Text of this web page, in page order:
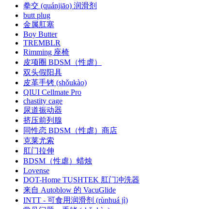
拳交 (quánjiāo) 润滑剂
butt plug
金属肛塞
Boy Butter
TREMBLR
Rimming 座椅
皮项圈 BDSM（性虐）
双头假阳具
皮革手铐 (shǒukào)
QIUI Cellmate Pro
chastity cage
尿道振动器
挤压前列腺
同性恋 BDSM（性虐）商店
克莱尤索
肛门拉伸
BDSM（性虐）蜡烛
Lovense
DOT-Home TUSHTEK 肛门冲洗器
来自 Autoblow 的 VacuGlide
INTT - 可食用润滑剂 (rùnhuá jì)